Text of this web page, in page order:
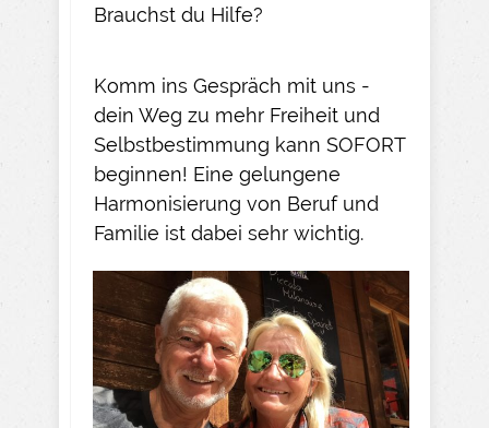
Brauchst du Hilfe?
Komm ins Gespräch mit uns -
dein Weg zu mehr Freiheit und
Selbstbestimmung kann SOFORT
beginnen! Eine gelungene
Harmonisierung von Beruf und
Familie ist dabei sehr wichtig.